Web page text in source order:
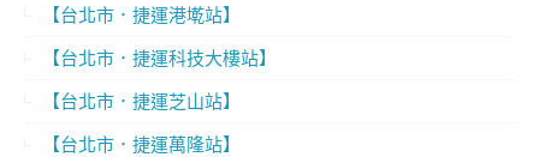
【台北市．捷運港墘站】
【台北市．捷運科技大樓站】
【台北市．捷運芝山站】
【台北市．捷運萬隆站】